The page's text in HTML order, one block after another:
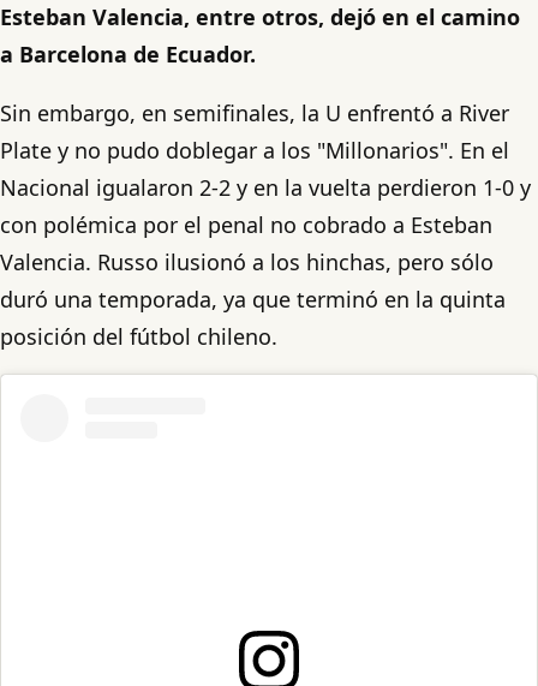
Esteban Valencia, entre otros, dejó en el camino
a Barcelona de Ecuador.
Sin embargo, en semifinales, la U enfrentó a River
Plate y no pudo doblegar a los "Millonarios". En el
Nacional igualaron 2-2 y en la vuelta perdieron 1-0 y
con polémica por el penal no cobrado a Esteban
Valencia. Russo ilusionó a los hinchas, pero sólo
duró una temporada, ya que terminó en la quinta
posición del fútbol chileno.